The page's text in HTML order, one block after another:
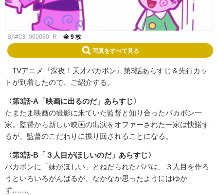
BA#03_000080_R 全 9 枚
写真をすべて見る
TVアニメ『深夜！天才バカボン』第3話あらすじ＆先行カッ
トが到着したので、ご紹介する。
〈第3話-A「映画に出るのだ」あらすじ〉
たまたま映画の撮影に来ていた監督と知り合ったバカボン一
家。監督から新しい映画の出演をオファーされた一家は快諾す
るが、監督のこだわりに振り回されることになる。
〈第3話-B「３人目がほしいのだ」あらすじ〉
バカボンに「妹がほしい」とねだられたパパは、３人目を作ろ
うといろいろがんばるが、なかなか思ったようにはゆか
ず……。